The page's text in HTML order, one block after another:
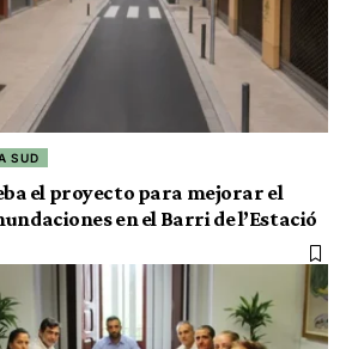
SUD
el proyecto para mejorar el
en el Barri de l’Estació